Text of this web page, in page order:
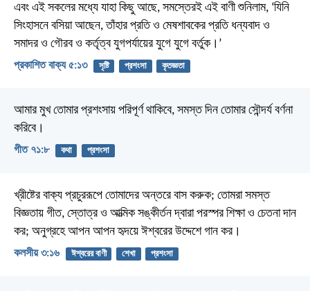
এবং এই সকলের মধ্যে যাহা কিছু আছে, সমস্তেরই এই বাণী শুনিলাম, ‘যিনি
সিংহাসনে বসিয়া আছেন, তাঁহার প্রতি ও মেষশাবকের প্রতি ধন্যবাদ ও
সমাদর ও গৌরব ও কর্তৃত্ব যুগপর্যায়ের যুগে যুগে বর্তুক।’
প্রকাশিত বাক্য ৫:১৩ সৃষ্টি প্রশংসা কৃতজ্ঞতা
আমার মুখ তোমার প্রশংসায় পরিপূর্ণ থাকিবে, সমস্ত দিন তোমার সৌন্দর্য বর্ণনা
করিবে।
গীত ৭১:৮ কথা প্রশংসা
খ্রীষ্টের বাক্য প্রচুররূপে তোমাদের অন্তরে বাস করুক; তোমরা সমস্ত
বিজ্ঞতায় গীত, স্তোত্র ও আত্মিক সঙ্কীর্তন দ্বারা পরস্পর শিক্ষা ও চেতনা দান
কর; অনুগ্রহে আপন আপন হৃদয়ে ঈশ্বরের উদ্দেশে গান কর।
কলসীয় ৩:১৬ ঈশ্বরের বাণী শেখা প্রশংসা